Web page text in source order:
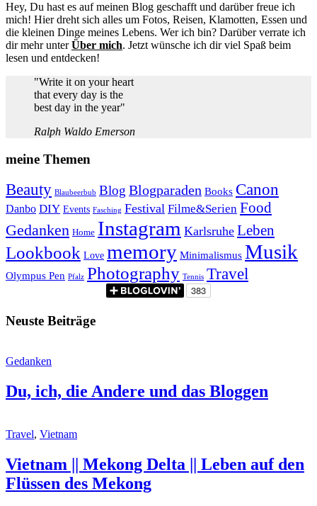
Hey, Du hast es auf meinen Blog geschafft und darüber freue ich
mich! Hier dreht sich alles um Fotos, Reisen, Klamotten, Essen und
die kleinen Dinge meines Lebens. Wer ich bin? Darüber verrate ich
dir mehr unterÜber mich. Jetzt wünsche ich dir viel Spaß beim
lesen und entdecken!
"Write it on your heart
that every day is the
best day in the year"
Ralph Waldo Emerson
meine Themen
Beauty Blaubeerbub Blog Blogparaden Books Canon
Danbo DIY Events Fasching Festival Filme&Serien Food
Gedanken Home Instagram Karlsruhe Leben
Lookbook Love memory Minimalismus Musik
Olympus Pen Pfalz Photography Tennis Travel
Neuste Beiträge
Gedanken
Du, ich, die Andere und das Bloggen
Travel, Vietnam
Vietnam || Mekong Delta || Leben auf den
Flüssen des Mekong